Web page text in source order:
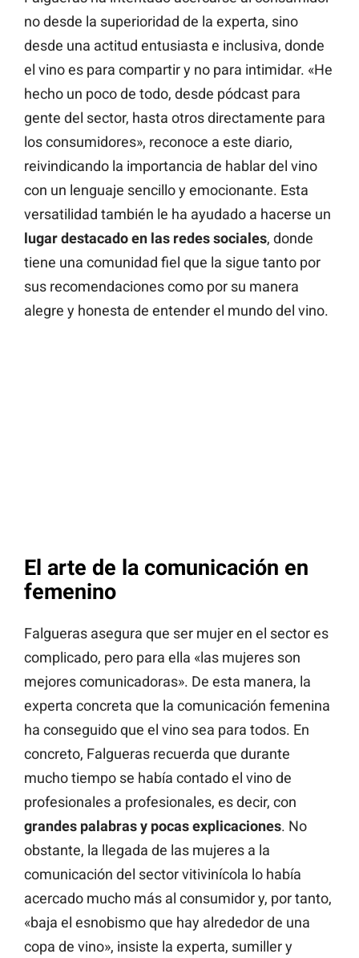
no desde la superioridad de la experta, sino
desde una actitud entusiasta e inclusiva, donde
el vino es para compartir y no para intimidar. «He
hecho un poco de todo, desde pódcast para
gente del sector, hasta otros directamente para
los consumidores», reconoce a este diario,
reivindicando la importancia de hablar del vino
con un lenguaje sencillo y emocionante. Esta
versatilidad también le ha ayudado a hacerse un
lugar destacado en las redes sociales, donde
tiene una comunidad fiel que la sigue tanto por
sus recomendaciones como por su manera
alegre y honesta de entender el mundo del vino.
El arte de la comunicación en
femenino
Falgueras asegura que ser mujer en el sector es
complicado, pero para ella «las mujeres son
mejores comunicadoras». De esta manera, la
experta concreta que la comunicación femenina
ha conseguido que el vino sea para todos. En
concreto, Falgueras recuerda que durante
mucho tiempo se había contado el vino de
profesionales a profesionales, es decir, con
grandes palabras y pocas explicaciones. No
obstante, la llegada de las mujeres a la
comunicación del sector vitivinícola lo había
acercado mucho más al consumidor y, por tanto,
«baja el esnobismo que hay alrededor de una
copa de vino», insiste la experta, sumiller y